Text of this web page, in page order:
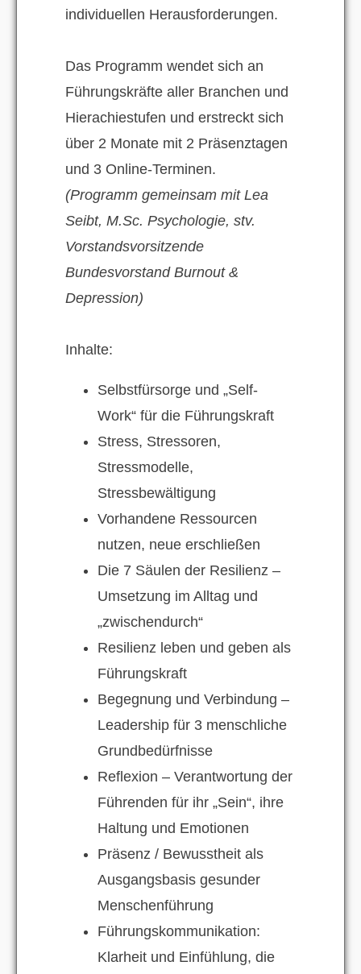
individuellen Herausforderungen.
Das Programm wendet sich an
Führungskräfte aller Branchen und
Hierachiestufen und erstreckt sich
über 2 Monate mit 2 Präsenztagen
und 3 Online-Terminen.
(Programm gemeinsam mit Lea
Seibt, M.Sc. Psychologie, stv.
Vorstandsvorsitzende
Bundesvorstand Burnout &
Depression)
Inhalte:
Selbstfürsorge und „Self-
Work“ für die Führungskraft
Stress, Stressoren,
Stressmodelle,
Stressbewältigung
Vorhandene Ressourcen
nutzen, neue erschließen
Die 7 Säulen der Resilienz –
Umsetzung im Alltag und
„zwischendurch“
Resilienz leben und geben als
Führungskraft
Begegnung und Verbindung –
Leadership für 3 menschliche
Grundbedürfnisse
Reflexion – Verantwortung der
Führenden für ihr „Sein“, ihre
Haltung und Emotionen
Präsenz / Bewusstheit als
Ausgangsbasis gesunder
Menschenführung
Führungskommunikation:
Klarheit und Einfühlung, die